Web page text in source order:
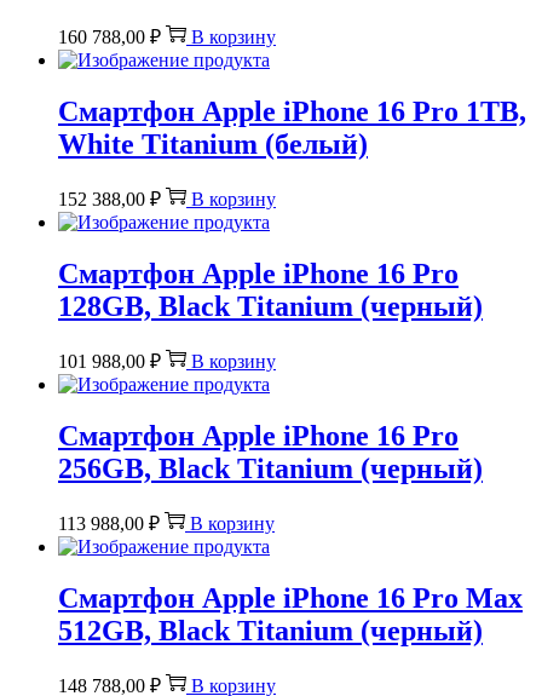
160 788,00 ₽ В корзину
Смартфон Apple iPhone 16 Pro 1TB,
White Titanium (белый)
152 388,00 ₽ В корзину
Смартфон Apple iPhone 16 Pro
128GB, Black Titanium (черный)
101 988,00 ₽ В корзину
Смартфон Apple iPhone 16 Pro
256GB, Black Titanium (черный)
113 988,00 ₽ В корзину
Смартфон Apple iPhone 16 Pro Max
512GB, Black Titanium (черный)
148 788,00 ₽ В корзину